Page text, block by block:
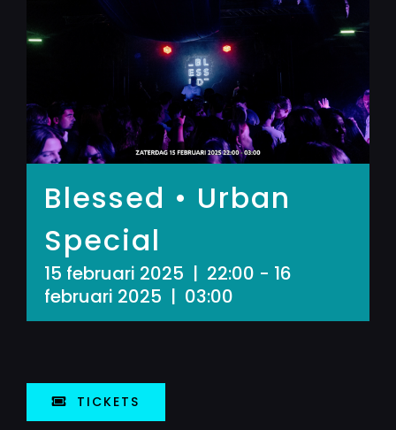
Blessed • Urban
Special
15 februari 2025 | 22:00 - 16
februari 2025 | 03:00
TICKETS